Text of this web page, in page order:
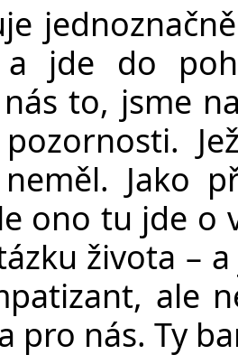
a jde do
to, jsme
Jako
ono tu jde o
života –
ale
pro nás. Ty